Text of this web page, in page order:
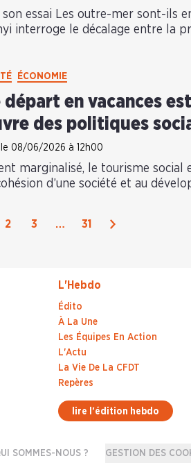
son essai Les outre-mer sont-ils
interroge le décalage entre la
ÉCONOMIE
départ en vacances
des politiques
le 08/06/2026 à 12h00
marginalisé, le tourisme social
d’une société et au
2 3 … 31 Suivant
L'Hebdo
Édito
À La Une
Les Équipes En Action
L'Actu
La Vie De La CFDT
Repères
lire l'édition hebdo
SOMMES-NOUS ? GESTION DES